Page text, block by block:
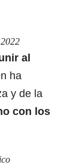
al
ha
y de la
con los